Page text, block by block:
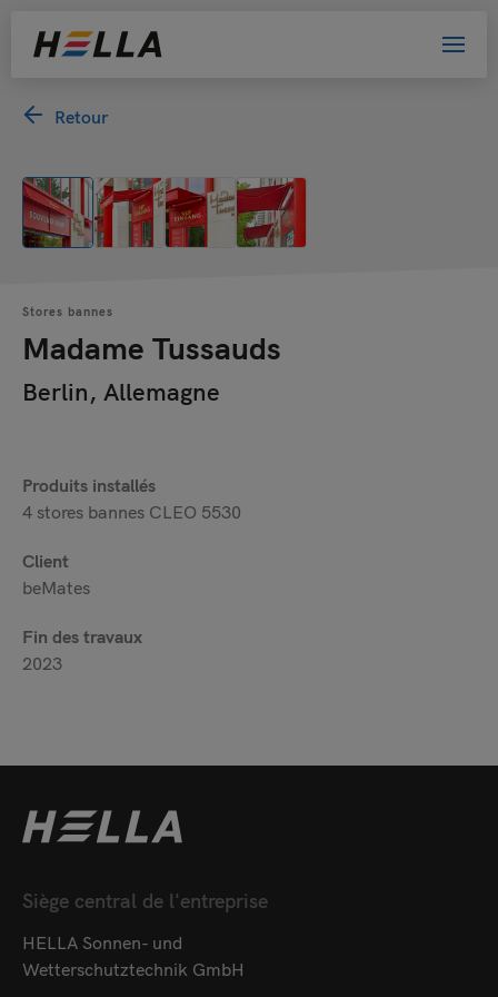
Retour
Stores bannes
Madame Tussauds
Berlin, Allemagne
Produits installés
4 stores bannes CLEO 5530
Client
beMates
Fin des travaux
2023
Siège central de l'entreprise
HELLA Sonnen- und
Wetterschutztechnik GmbH